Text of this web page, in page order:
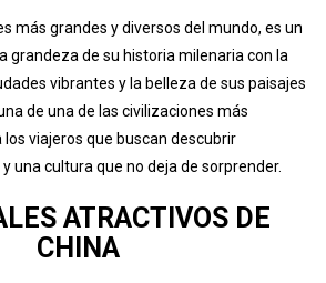
más grandes y diversos del mundo, es un
grandeza de su historia milenaria con la
vibrantes y la belleza de sus paisajes
de una de las civilizaciones más
viajeros que buscan descubrir
una cultura que no deja de sorprender.
ATRACTIVOS DE
CHINA